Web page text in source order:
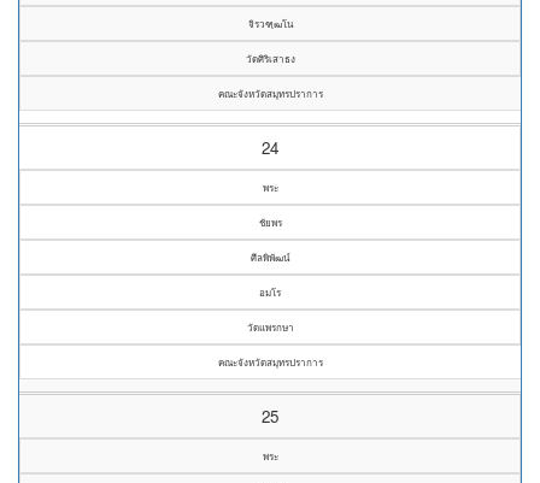
จิรวฑฺฒโน
วัดศิริเสาธง
คณะจังหวัดสมุทรปราการ
24
พระ
ชัยพร
ศีลพิพัฒน์
อมโร
วัดแพรกษา
คณะจังหวัดสมุทรปราการ
25
พระ